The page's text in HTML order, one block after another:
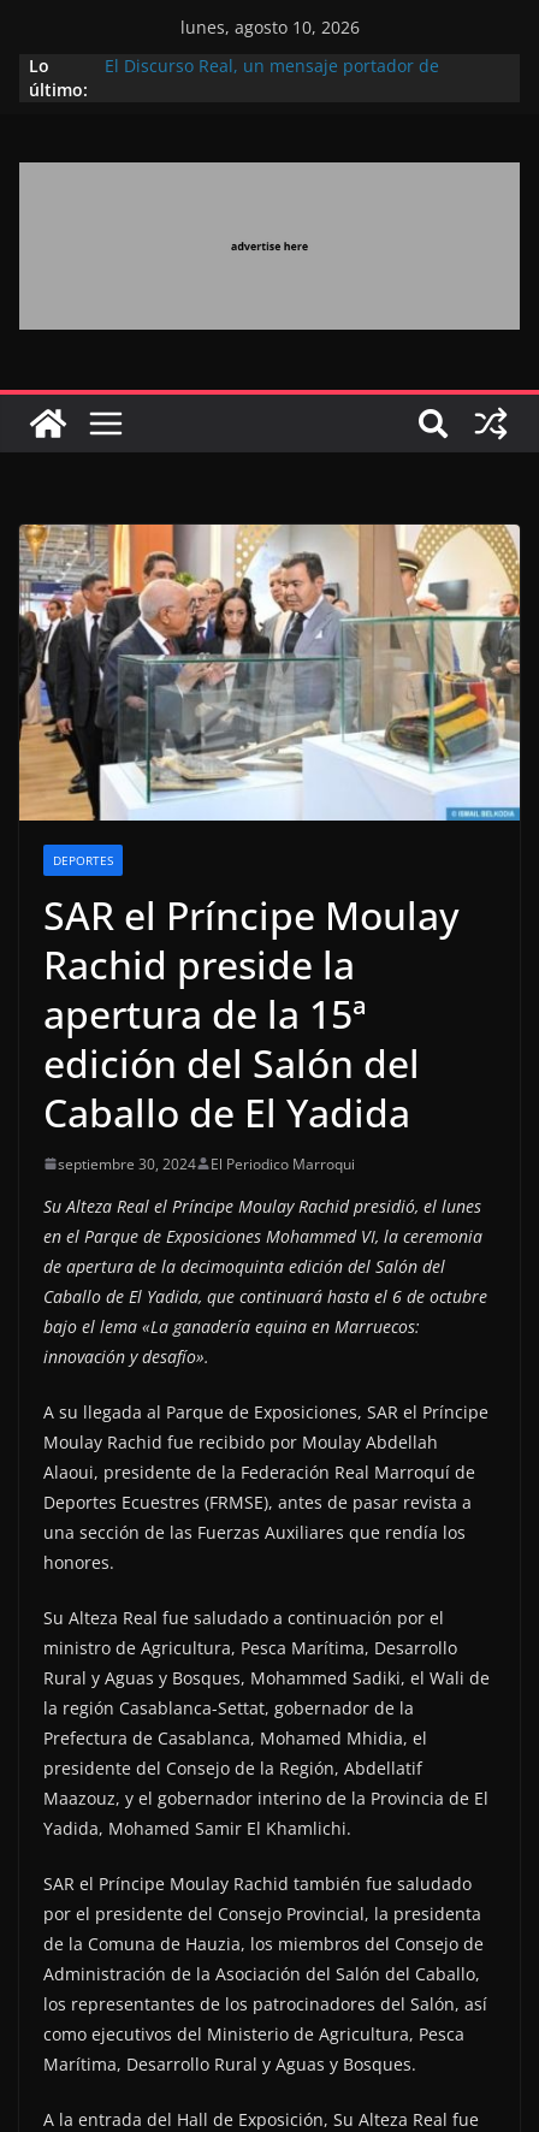
lunes, agosto 10, 2026
Lo
último:
El Discurso Real, un mensaje portador de
Extranjero: al servicio de los grandes proyectos de
Marruecos gracias a una visión estratégica
destinada a consolidar la posición de Marruecos
en una economía mundial competitiva (politólogo
marroquí-estadounidense)
DEPORTES
SAR el Príncipe Moulay
Rachid preside la
apertura de la 15ª
edición del Salón del
Caballo de El Yadida
septiembre 30, 2024 El Periodico Marroqui
Su Alteza Real el Príncipe Moulay Rachid presidió, el lunes
en el Parque de Exposiciones Mohammed VI, la ceremonia
de apertura de la decimoquinta edición del Salón del
Caballo de El Yadida, que continuará hasta el 6 de octubre
bajo el lema «La ganadería equina en Marruecos:
innovación y desafío».
A su llegada al Parque de Exposiciones, SAR el Príncipe
Moulay Rachid fue recibido por Moulay Abdellah
Alaoui, presidente de la Federación Real Marroquí de
Deportes Ecuestres (FRMSE), antes de pasar revista a
una sección de las Fuerzas Auxiliares que rendía los
honores.
Su Alteza Real fue saludado a continuación por el
ministro de Agricultura, Pesca Marítima, Desarrollo
Rural y Aguas y Bosques, Mohammed Sadiki, el Wali de
la región Casablanca-Settat, gobernador de la
Prefectura de Casablanca, Mohamed Mhidia, el
presidente del Consejo de la Región, Abdellatif
Maazouz, y el gobernador interino de la Provincia de El
Yadida, Mohamed Samir El Khamlichi.
SAR el Príncipe Moulay Rachid también fue saludado
por el presidente del Consejo Provincial, la presidenta
de la Comuna de Hauzia, los miembros del Consejo de
Administración de la Asociación del Salón del Caballo,
los representantes de los patrocinadores del Salón, así
como ejecutivos del Ministerio de Agricultura, Pesca
Marítima, Desarrollo Rural y Aguas y Bosques.
A la entrada del Hall de Exposición, Su Alteza Real fue